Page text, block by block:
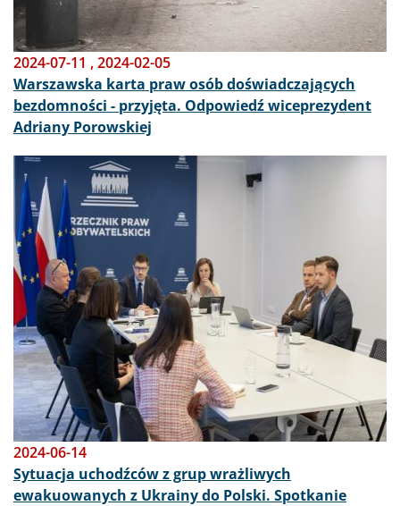
2024-07-11 ,2024-02-05
Warszawska karta praw osób doświadczających
bezdomności - przyjęta. Odpowiedź wiceprezydent
Adriany Porowskiej
Obraz
2024-06-14
Sytuacja uchodźców z grup wrażliwych
ewakuowanych z Ukrainy do Polski. Spotkanie